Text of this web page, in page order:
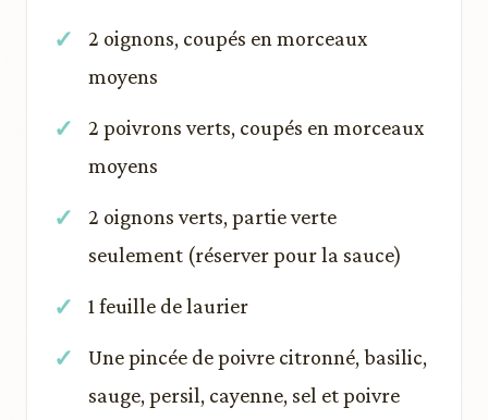
2 oignons, coupés en morceaux
moyens
2 poivrons verts, coupés en morceaux
moyens
2 oignons verts, partie verte
seulement (réserver pour la sauce)
1 feuille de laurier
Une pincée de poivre citronné, basilic,
sauge, persil, cayenne, sel et poivre